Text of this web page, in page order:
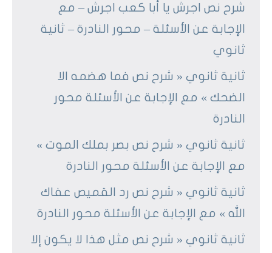
شرح نص اجرش يا أبا كعب اجرش – مع
الإجابة عن الأسئلة – محور النادرة – ثانية
ثانوي
ثانية ثانوي « شرح نص فما هضمه الا
الضحك » مع الإجابة عن الأسئلة محور
النادرة
ثانية ثانوي « شرح نص بصر بملك الموت »
مع الإجابة عن الأسئلة محور النادرة
ثانية ثانوي « شرح نص رد القميص عفاك
الله » مع الإجابة عن الأسئلة محور النادرة
ثانية ثانوي « شرح نص مثل هذا لا يكون إلا